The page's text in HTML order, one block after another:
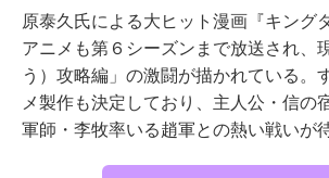
原泰久氏による大ヒット漫画『キング
アニメも第６シーズンまで放送され、
う）攻略編」の激闘が描かれている。
メ製作も決定しており、主人公・信の
軍師・李牧率いる趙軍との熱い戦いが